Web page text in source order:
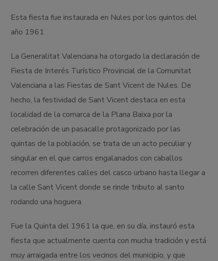
Esta fiesta fue instaurada en Nules por los quintos del
año 1961
La Generalitat Valenciana ha otorgado la declaración de
Fiesta de Interés Turístico Provincial de la Comunitat
Valenciana a las Fiestas de Sant Vicent de Nules. De
hecho, la festividad de Sant Vicent destaca en esta
localidad de la comarca de la Plana Baixa por la
celebración de un pasacalle protagonizado por las
quintas de la población, se trata de un acto peculiar y
singular en el que carros engalanados con caballos
recorren diferentes calles del casco urbano hasta llegar a
la calle Sant Vicent donde se rinde tributo al santo
rodando una hoguera.
Fue la Quinta del 1961 la que, en su día, instauró esta
fiesta que actualmente cuenta con mucha tradición y está
muy arraigada entre los vecinos del municipio, y que